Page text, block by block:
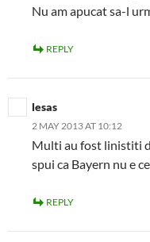
Nu am apucat sa-l
REPLY
lesas
2 MAY 2013 AT 10:12
Multi au fost linistiti
spui ca Bayern nu e
REPLY